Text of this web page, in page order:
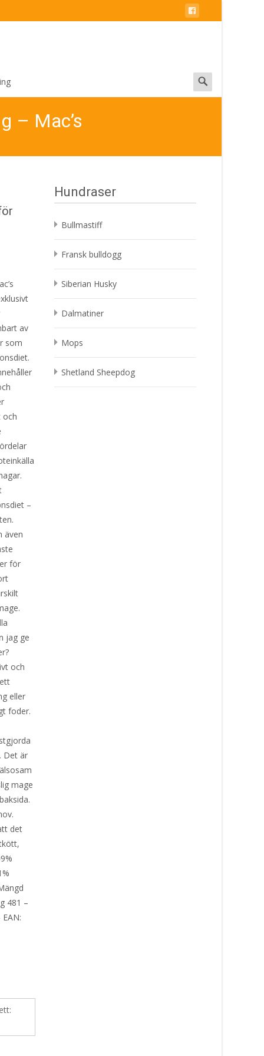
Search
for:
– Mac’s
av
som
och
–
även
för
jag ge
och
eller
foder.
Det är
mage
det
481 –
Hundraser
Bullmastiff
Fransk bulldogg
Siberian Husky
Dalmatiner
Mops
Shetland Sheepdog